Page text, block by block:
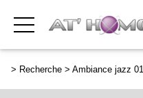
> Recherche > Ambiance jazz 01